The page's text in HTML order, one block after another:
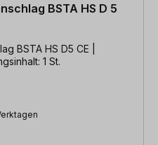
BSTA HS D 5
BSTA HS D5 CE |
1 St.